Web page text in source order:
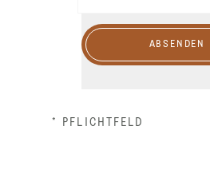
ABSENDEN
* PFLICHTFELD